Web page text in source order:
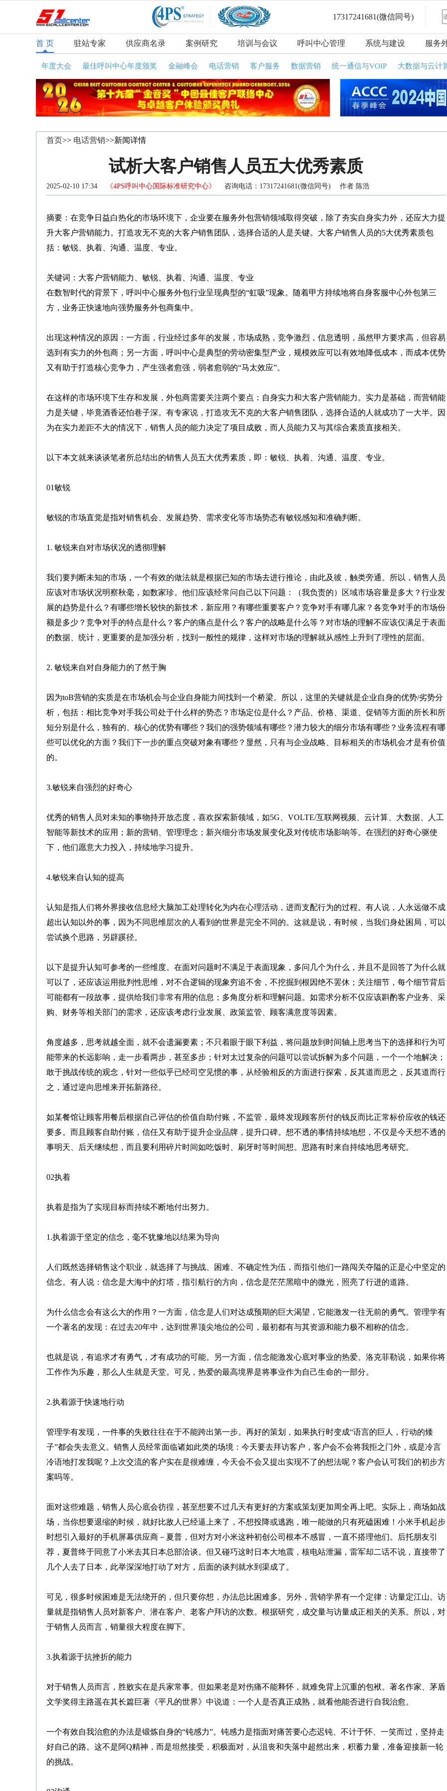
17317241681(微信同号)
首 页 驻站专家 供应商名录 案例研究 培训与会议 呼叫中心管理 系统与建设 服务
年度大会 最佳呼叫中心年度颁奖 金融峰会 电话营销 客户服务 数据营销 统一通信与VOIP 大数据与云计
首页>> 电话营销>>新闻详情
试析大客户销售人员五大优秀素质
2025-02-10 17:34 《4PS呼叫中心国际标准研究中心》 咨询电话：17317241681(微信同号) 作者 陈浩
摘要：在竞争日益白热化的市场环境下，企业要在服务外包营销领域取得突破，除了夯实自身实力外，还应大力提
升大客户营销能力。打造攻无不克的大客户销售团队，选择合适的人是关键。大客户销售人员的5大优秀素质包
括：敏锐、执着、沟通、温度、专业。
关键词：大客户营销能力、敏锐、执着、沟通、温度、专业
在数智时代的背景下，呼叫中心服务外包行业呈现典型的“虹吸”现象。随着甲方持续地将自身客服中心外包第三
方，业务正快速地向强势服务外包商集中。
出现这种情况的原因：一方面，行业经过多年的发展，市场成熟，竞争激烈，信息透明，虽然甲方要求高，但容易
选到有实力的外包商；另一方面，呼叫中心是典型的劳动密集型产业，规模效应可以有效地降低成本，而成本优势
又有助于打造核心竞争力，产生强者愈强，弱者愈弱的“马太效应”。
在这样的市场环境下生存和发展，外包商需要关注两个要点：自身实力和大客户营销能力。实力是基础，而营销能
力是关键，毕竟酒香还怕巷子深。有专家说，打造攻无不克的大客户销售团队，选择合适的人就成功了一大半。因
为在实力差距不大的情况下，销售人员的能力决定了项目成败，而人员能力又与其综合素质直接相关。
以下本文就来谈谈笔者所总结出的销售人员五大优秀素质，即：敏锐、执着、沟通、温度、专业。
01敏锐
敏锐的市场直觉是指对销售机会、发展趋势、需求变化等市场势态有敏锐感知和准确判断。
1. 敏锐来自对市场状况的透彻理解
我们要判断未知的市场，一个有效的做法就是根据已知的市场去进行推论，由此及彼，触类旁通。所以，销售人员
应该对市场状况明察秋毫，如数家珍。他们应该经常问自己以下问题：（我负责的）区域市场容量是多大？行业发
展的趋势是什么？有哪些增长较快的新技术，新应用？有哪些重要客户？竞争对手有哪几家？各竞争对手的市场份
额是多少？竞争对手的特点是什么？客户的痛点是什么？客户的战略是什么等？对市场的理解不应该仅满足于表面
的数据、统计，更重要的是加强分析，找到一般性的规律，这样对市场的理解就从感性上升到了理性的层面。
2. 敏锐来自对自身能力的了然于胸
因为toB营销的实质是在市场机会与企业自身能力间找到一个桥梁。所以，这里的关键就是企业自身的优势/劣势分
析，包括：相比竞争对手我公司处于什么样的势态？市场定位是什么？产品、价格、渠道、促销等方面的所长和所
短分别是什么，独有的、核心的优势有哪些？我们的强势领域有哪些？潜力较大的细分市场有哪些？业务流程有哪
些可以优化的方面？我们下一步的重点突破对象有哪些？显然，只有与企业战略、目标相关的市场机会才是有价值
的。
3.敏锐来自强烈的好奇心
优秀的销售人员对未知的事物持开放态度，喜欢探索新领域，如5G、VOLTE/互联网视频、云计算、大数据、人工
智能等新技术的应用；新的营销、管理理念；新兴细分市场发展变化及对传统市场影响等。在强烈的好奇心驱使
下，他们愿意大力投入，持续地学习提升。
4.敏锐来自认知的提高
认知是指人们将外界接收信息经大脑加工处理转化为内在心理活动，进而支配行为的过程。有人说，人永远做不成
超出认知以外的事，因为不同思维层次的人看到的世界是完全不同的。这就是说，有时候，当我们身处困局，可以
尝试换个思路，另辟蹊径。
以下是提升认知可参考的一些维度。在面对问题时不满足于表面现象，多问几个为什么，并且不是回答了为什么就
可以了，还应该运用批判性思维，对不合逻辑的现象穷追不舍，不挖掘到根因绝不罢休；关注细节，每个细节背后
可能都有一段故事，提供给我们非常有用的信息；多角度分析和理解问题。如需求分析不仅应该斟酌客户业务、采
购、财务等相关部门的需求，还应该考虑行业发展、政策监管、顾客满意度等因素。
角度越多，思考就越全面，就不会遗漏要素；不只着眼于眼下利益，将问题放到时间轴上思考当下的选择和行为可
能带来的长远影响，走一步看两步，甚至多步；针对太过复杂的问题可以尝试拆解为多个问题，一个一个地解决；
敢于挑战传统的观念，针对一些似乎已经司空见惯的事，从经验相反的方面进行探索，反其道而思之，反其道而行
之，通过逆向思维来开拓新路径。
如某餐馆让顾客用餐后根据自己评估的价值自助付账，不监管，最终发现顾客所付的钱反而比正常标价应收的钱还
要多。而且顾客自助付账，信任又有助于提升企业品牌，提升口碑。想不透的事情持续地想，不仅是今天想不透的
事明天、后天继续想，而且要利用碎片时间如吃饭时、刷牙时等时间想。思路有时来自持续地思考研究。
02执着
执着是指为了实现目标而持续不断地付出努力。
1.执着源于坚定的信念，毫不犹豫地以结果为导向
人们既然选择销售这个职业，就选择了与挑战、困难、不确定性为伍，而指引他们一路闯关夺隘的正是心中坚定的
信念。有人说：信念是大海中的灯塔，指引航行的方向，信念是茫茫黑暗中的微光，照亮了行进的道路。
为什么信念会有这么大的作用？一方面，信念是人们对达成预期的巨大渴望，它能激发一往无前的勇气。管理学有
一个著名的发现：在过去20年中，达到世界顶尖地位的公司，最初都有与其资源和能力极不相称的信念。
也就是说，有追求才有勇气，才有成功的可能。另一方面，信念能激发心底对事业的热爱。洛克菲勒说，如果你将
工作作为乐趣，那么人生就是天堂。可见，热爱的最高境界是将事业作为自己生命的一部分。
2.执着源于快速地行动
管理学有发现，一件事的失败往往在于不能跨出第一步。再好的策划，如果执行时变成“语言的巨人，行动的矮
子”都会失去意义。销售人员经常面临诸如此类的场境：今天要去拜访客户，客户会不会将我拒之门外，或是冷言
冷语地打发我呢？上次交流的客户实在是很难缠，今天会不会又提出实现不了的想法呢？客户会认可我们的初步方
案吗等。
面对这些难题，销售人员心底会彷徨，甚至想要不过几天有更好的方案或策划更加周全再上吧。实际上，商场如战
场，当你想要退缩的时候，就好比敌人已经逼上来了，不想投降或逃跑，唯一能做的只有死磕困难！小米手机起步
时想引入最好的手机屏幕供应商－夏普，但对方对小米这种初创公司根本不感冒，一直不搭理他们。后托朋友引
荐，夏普终于同意了小米去其日本总部洽谈。但又碰巧这时日本大地震，核电站泄漏，雷军却二话不说，直接带了
几个人去了日本，此举深深地打动了对方，后面的谈判就水到渠成了。
可见，很多时候困难是无法绕开的，但只要你想，办法总比困难多。另外，营销学界有一个定律：访量定江山。访
量就是指销售人员对新客户、潜在客户、老客户拜访的次数。根据研究，成交量与访量成正相关的关系。所以，对
于销售人员而言，销量很大程度在脚下。
3.执着源于抗挫折的能力
对于销售人员而言，胜败实在是兵家常事。但如果老是对伤痛不能释怀，就难免背上沉重的包袱。著名作家、茅盾
文学奖得主路遥在其长篇巨著《平凡的世界》中说道：一个人是否真正成熟，就看他能否进行自我治愈。
一个有效自我治愈的办法是锻炼自身的“钝感力”。钝感力是指面对痛苦要心态迟钝、不计于怀、一笑而过，坚持走
好自己的路。这不是阿Q精神，而是坦然接受，积极面对，从沮丧和失落中超然出来，积蓄力量，准备迎接新一轮
的挑战。